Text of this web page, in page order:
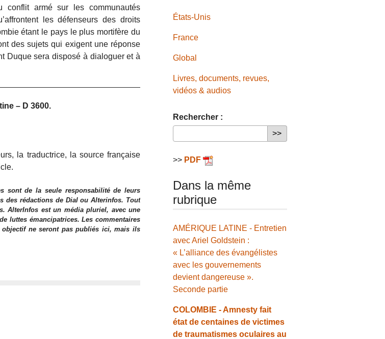
conflit armé sur les communautés
les défenseurs des droits
étant le pays le plus mortifère du
des sujets qui exigent une réponse
Duque sera disposé à dialoguer et à
– D 3600.
la traductrice, la source française
sont de la seule responsabilité de leurs
des rédactions de Dial ou Alterinfos. Tout
AlterInfos est un média pluriel, avec une
luttes émancipatrices. Les commentaires
ne seront pas publiés ici, mais ils
États-Unis
France
Global
Livres, documents, revues,
vidéos & audios
Rechercher :
>> PDF
Dans la même
rubrique
AMÉRIQUE LATINE - Entretien
avec Ariel Goldstein :
« L’alliance des évangélistes
avec les gouvernements
devient dangereuse ».
Seconde partie
COLOMBIE - Amnesty fait
état de centaines de victimes
de traumatismes oculaires au